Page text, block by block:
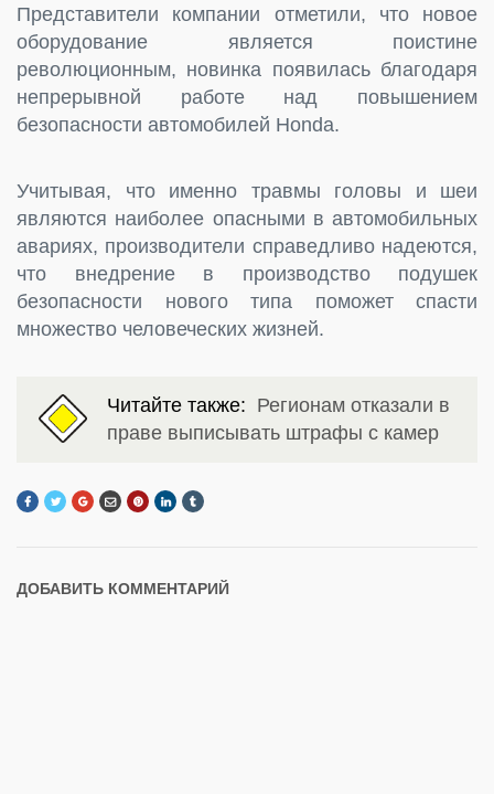
Представители компании отметили, что новое
оборудование является поистине
революционным, новинка появилась благодаря
непрерывной работе над повышением
безопасности автомобилей Honda.
Учитывая, что именно травмы головы и шеи
являются наиболее опасными в автомобильных
авариях, производители справедливо надеются,
что внедрение в производство подушек
безопасности нового типа поможет спасти
множество человеческих жизней.
Читайте также: Регионам отказали в
праве выписывать штрафы с камер
ДОБАВИТЬ КОММЕНТАРИЙ